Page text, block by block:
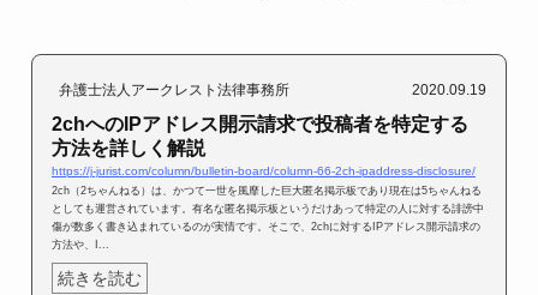
弁護士法人アークレスト法律事務所 2020.09.19
2chへのIPアドレス開示請求で投稿者を特定する
方法を詳しく解説
https://j-jurist.com/column/bulletin-board/column-66-2ch-ipaddress-disclosure/
2ch（2ちゃんねる）は、かつて一世を風靡した巨大匿名掲示板であり現在は5ちゃんねる
としても運営されています。有名な匿名掲示板というだけあって特定の人に対する誹謗中
傷が数多く書き込まれているのが実情です。そこで、2chに対するIPアドレス開示請求の
方法や、I...
続きを読む